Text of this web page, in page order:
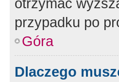
przypadku po
Góra
Dlaczego